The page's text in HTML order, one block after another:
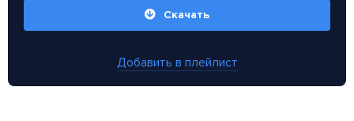
Скачать
Добавить в плейлист